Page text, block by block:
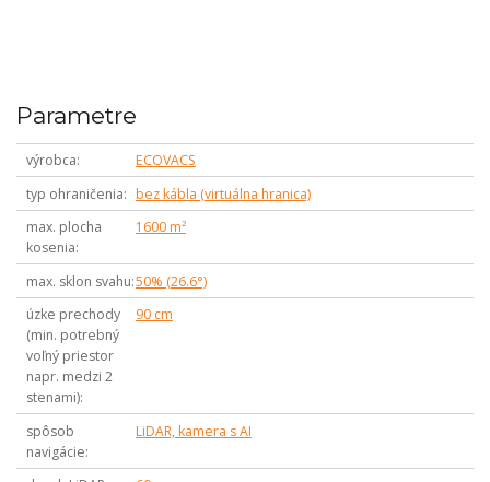
Parametre
výrobca
ECOVACS
typ ohraničenia
bez kábla (virtuálna hranica)
max. plocha
kosenia
1600 m²
max. sklon svahu 50% (26.6°)
úzke prechody
(min. potrebný
voľný priestor
napr. medzi 2
stenami)
90 cm
spôsob
navigácie
LiDAR, kamera s AI